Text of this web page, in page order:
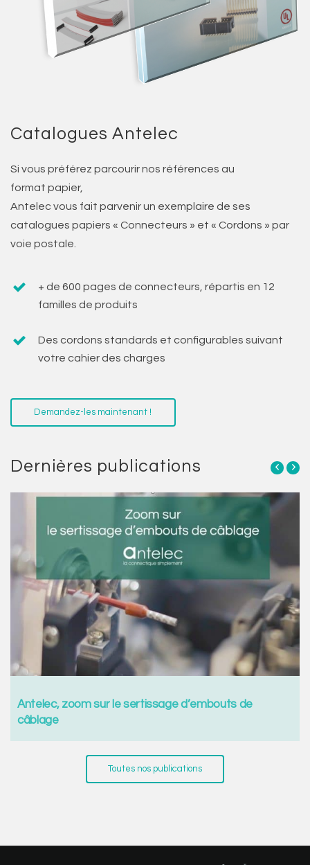
Catalogues Antelec
Si vous préférez parcourir nos références au
format papier,
Antelec vous fait parvenir un exemplaire de ses
catalogues papiers « Connecteurs » et « Cordons » par
voie postale.
+ de 600 pages de connecteurs, répartis en 12
familles de produits
Des cordons standards et configurables suivant
votre cahier des charges
Demandez-les maintenant !
Dernières publications
Antelec, zoom sur le sertissage d’embouts de
câblage
Toutes nos publications